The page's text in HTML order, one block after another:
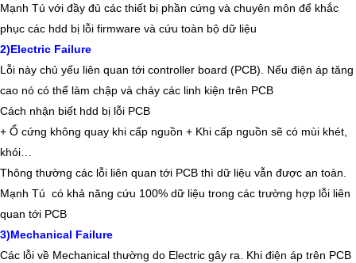
Mạnh Tú với đầy đủ các thiết bị phần cứng và chuyên môn để khắc
phục các hdd bị lỗi firmware và cứu toàn bộ dữ liệu
2)Electric Failure
Lỗi này chủ yếu liên quan tới controller board (PCB). Nếu điện áp tăng
cao nó có thể làm chập và cháy các linh kiện trên PCB
Cách nhận biết hdd bị lỗi PCB
+ Ổ cứng không quay khi cấp nguồn + Khi cấp nguồn sẽ có mùi khét,
khói…
Thông thường các lỗi liên quan tới PCB thì dữ liệu vẫn được an toàn.
Mạnh Tú có khả năng cứu 100% dữ liệu trong các trường hợp lỗi liên
quan tới PCB
3)Mechanical Failure
Các lỗi về Mechanical thường do Electric gây ra. Khi điện áp trên PCB